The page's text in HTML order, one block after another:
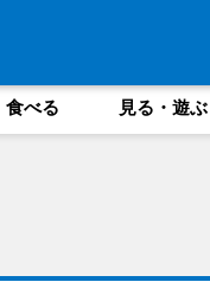
食べる 見る・遊ぶ